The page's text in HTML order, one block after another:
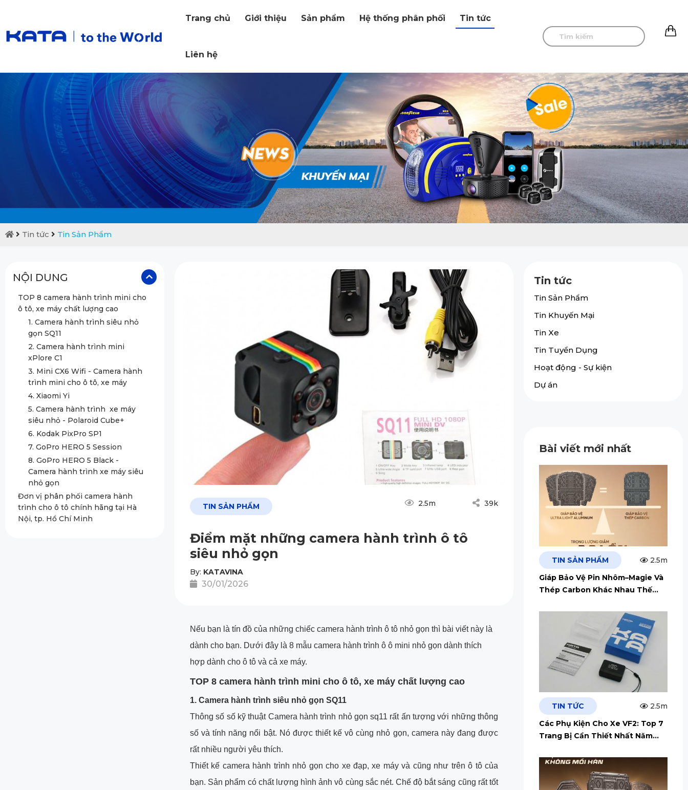
Trang chủ Giới thiệu Sản phẩm Hệ thống phân phối Tin tức
Liên hệ
Tin tức Tin Sản Phẩm
NỘI DUNG
TOP 8 camera hành trình mini cho
ô tô, xe máy chất lượng cao
1. Camera hành trình siêu nhỏ
gọn SQ11
2. Camera hành trình mini
xPlore C1
3. Mini CX6 Wifi - Camera hành
trình mini cho ô tô, xe máy
4. Xiaomi Yi
5. Camera hành trình xe máy
siêu nhỏ - Polaroid Cube+
6. Kodak PixPro SP1
7. GoPro HERO 5 Session
8. GoPro HERO 5 Black -
Camera hành trình xe máy siêu
nhỏ gọn
Đơn vị phân phối camera hành
trình cho ô tô chính hãng tại Hà
Nội, tp. Hồ Chí Minh
TIN SẢN PHẨM 2.5m 39k
Điểm mặt những camera hành trình ô tô
siêu nhỏ gọn
By: KATAVINA
30/01/2026
Nếu bạn là tín đồ của những chiếc camera hành trình ô tô nhỏ gọn thì bài viết này là
dành cho bạn. Dưới đây là 8 mẫu camera hành trình ô ô mini nhỏ gọn dành thích
hợp dành cho ô tô và cả xe máy.
TOP 8 camera hành trình mini cho ô tô, xe máy chất lượng cao
1. Camera hành trình siêu nhỏ gọn SQ11
Thông số số kỹ thuật Camera hành trình nhỏ gọn sq11 rất ấn tượng với những thông
số và tính năng nổi bật. Nó được thiết kế vô cùng nhỏ gọn, camera này đang được
rất nhiều người yêu thích.
Thiết kế camera hành trình nhỏ gọn cho xe đạp, xe máy và cũng như trên ô tô của
bạn. Sản phẩm có chất lượng hình ảnh vô cùng sắc nét. Chế độ bắt sáng cũng rất tốt
Tin tức
Tin Sản Phẩm
Tin Khuyến Mại
Tin Xe
Tin Tuyển Dụng
Hoạt động - Sự kiện
Dự án
Bài viết mới nhất
TIN SẢN PHẨM
2.5m
Giáp Bảo Vệ Pin Nhôm–Magie Và
Thép Carbon Khác Nhau Thế
TIN TỨC
2.5m
Các Phụ Kiện Cho Xe VF2: Top 7
Trang Bị Cần Thiết Nhất Năm